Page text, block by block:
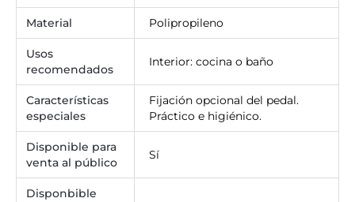
Material Polipropileno
Usos
recomendados
Interior: cocina o baño
Características
especiales
Fijación opcional del pedal.
Práctico e higiénico.
Disponible para
venta al público
Sí
Disponbible